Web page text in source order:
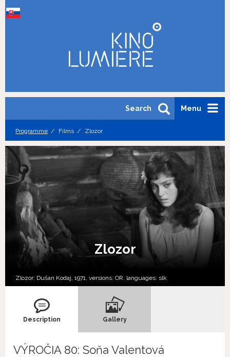
Menu
Search
Programme Films Zlozor
Zlozor
Zlozor; Dušan Kodaj, 1971, versions: OR, languages: slk
Description Gallery
VÝROČIA 80: Soňa Valentová